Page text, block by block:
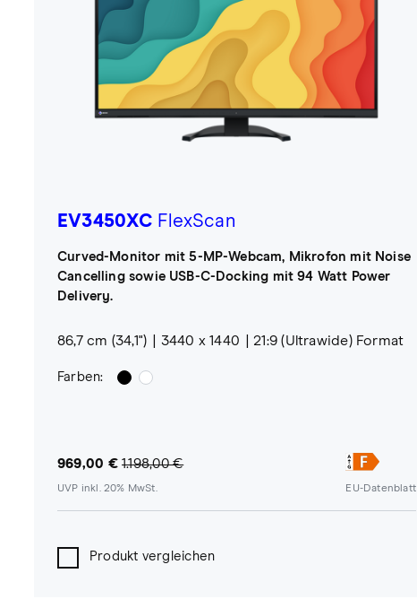
EV3450XCFlexScan
Curved-Monitor mit 5-MP-Webcam, Mikrofon mit Noise
Cancelling sowie USB-C-Docking mit 94 Watt Power
Delivery.
86,7 cm (34,1") 3440 x 1440 21:9 (Ultrawide) Format
Farben:
969,00 € 1.198,00 €
UVP inkl. 20% MwSt. EU-Datenblatt
Produkt vergleichen